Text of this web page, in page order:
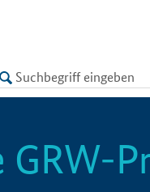
GRW-